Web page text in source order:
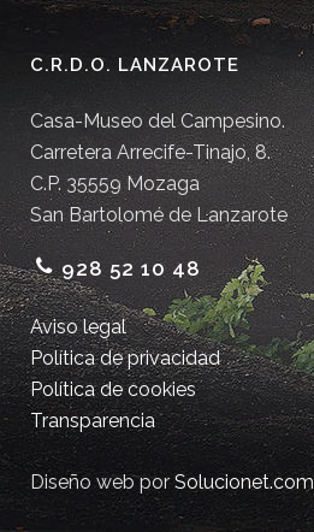
C.R.D.O. LANZAROTE
Casa-Museo del Campesino.
Carretera Arrecife-Tinajo, 8.
C.P. 35559 Mozaga
San Bartolomé de Lanzarote
928 52 10 48
Aviso legal
Política de privacidad
Política de cookies
Transparencia
Diseño web porSolucionet.com